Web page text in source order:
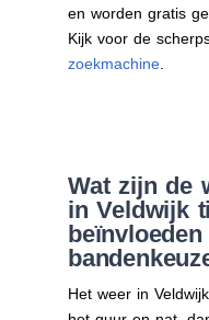
en worden gratis
Kijk voor de
zoekmachine.
Wat zijn de
in Veldwijk
Het weer in